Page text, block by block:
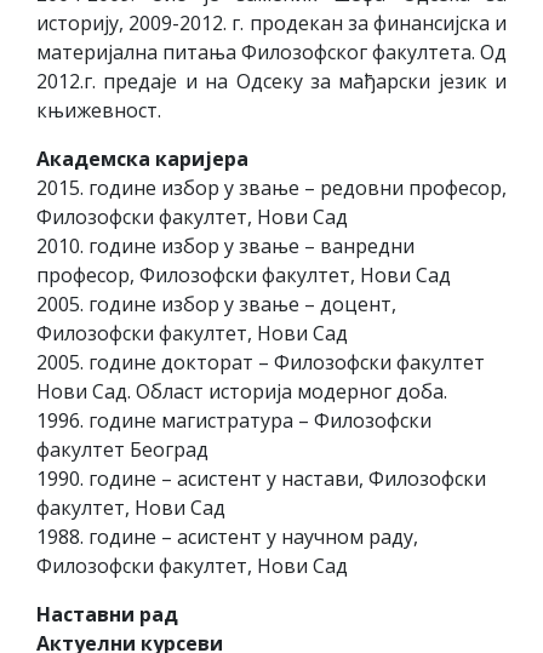
историју, 2009-2012. г. продекан за финансијска и
материјална питања Филозофског факултета. Од
2012.г. предаје и на Одсеку за мађарски језик и
књижевност.
Академска каријера
2015. године избор у звање – редовни професор,
Филозофски факултет, Нови Сад
2010. године избор у звање – ванредни
професор, Филозофски факултет, Нови Сад
2005. године избор у звање – доцент,
Филозофски факултет, Нови Сад
2005. године докторат – Филозофски факултет
Нови Сад. Област историја модерног доба.
1996. године магистратура – Филозофски
факултет Београд
1990. године – асистент у настави, Филозофски
факултет, Нови Сад
1988. године – асистент у научном раду,
Филозофски факултет, Нови Сад
Наставни рад
Актуелни курсеви